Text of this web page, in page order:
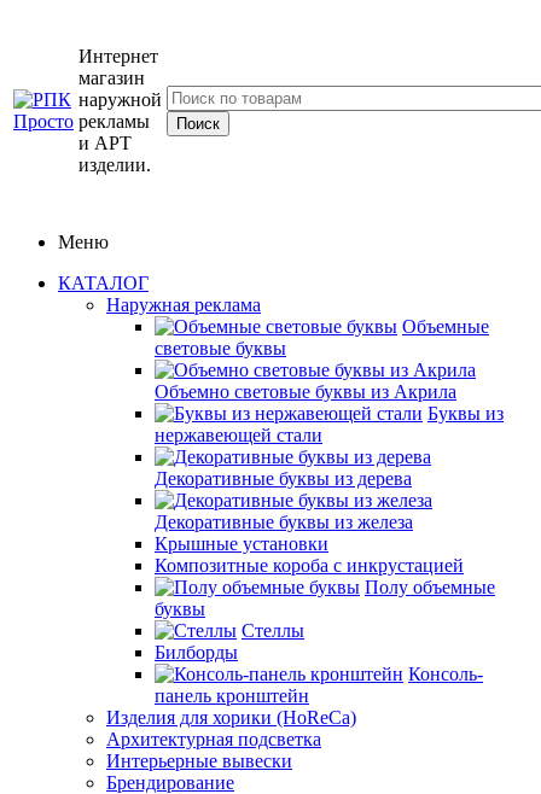
Интернет
магазин
наружной
рекламы
и АРТ
изделии.
Меню
КАТАЛОГ
Наружная реклама
Объемные
световые буквы
Объемно световые буквы из Акрила
Буквы из
нержавеющей стали
Декоративные буквы из дерева
Декоративные буквы из железа
Крышные установки
Композитные короба с инкрустацией
Полу объемные
буквы
Стеллы
Билборды
Консоль-
панель кронштейн
Изделия для хорики (HoReCa)
Архитектурная подсветка
Интерьерные вывески
Брендирование